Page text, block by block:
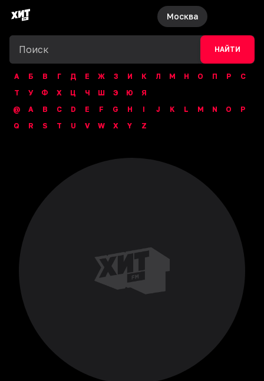
Москва
НАЙТИ
А Б В Г Д Е Ж З И К Л М Н О П Р
С
Т
У Ф Х Ц Ч Ш Э Ю
Я
@
A B C D E F G H I J K L M N O
P
Q
R S T U V W X Y Z